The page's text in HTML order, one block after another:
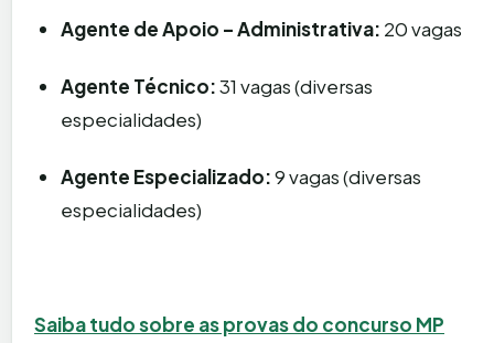
Agente de Apoio – Administrativa: 20 vagas
Agente Técnico:31 vagas (diversas
especialidades)
Agente Especializado:9 vagas (diversas
especialidades)
Saiba tudo sobre as provas do concurso MP